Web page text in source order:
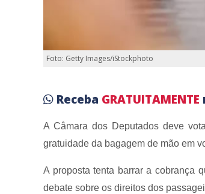
Foto: Getty Images/iStockphoto
Receba GRATUITAMENTE
A Câmara dos Deputados deve
gratuidade da bagagem de mão em
A proposta tenta barrar a cobrança
debate sobre os direitos dos